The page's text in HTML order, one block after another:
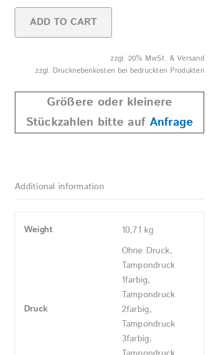
0,2l
SAN
glasklar
ADD TO CART
zzgl. 20% MwSt. & Versand
zzgl. Drucknebenkosten bei bedruckten Produkten
Größere oder kleinere
Stückzahlen bitte auf Anfrage
Additional information
Weight 10,71 kg
Druck
Ohne Druck,
Tampondruck
1farbig,
Tampondruck
2farbig,
Tampondruck
3farbig,